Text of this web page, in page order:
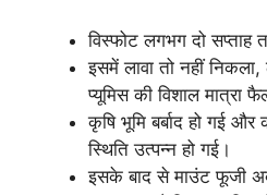
विस्फोट लगभग दो सप्ताह
इसमें लावा तो नहीं
प्यूमिस की विशाल मात्रा
कृषि भूमि बर्बाद हो गई
स्थिति उत्पन्न हो गई।
इसके बाद से माउंट फूजी